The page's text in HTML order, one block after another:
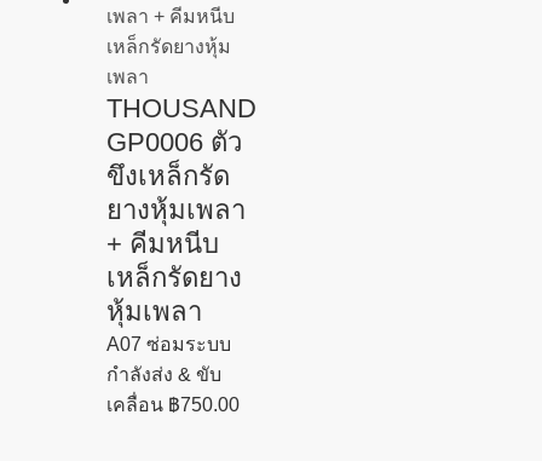
THOUSAND
GP0006 ตัว
ขึงเหล็กรัด
ยางหุ้มเพลา
+ คีมหนีบ
เหล็กรัดยาง
หุ้มเพลา
A07 ซ่อมระบบ
กำลังส่ง & ขับ
เคลื่อน ฿750.00